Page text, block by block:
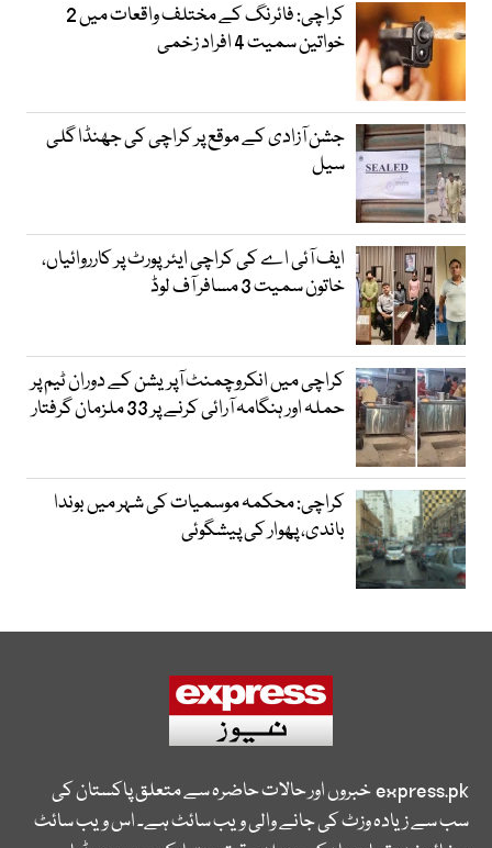
کراچی: فائرنگ کے مختلف واقعات میں 2
خواتین سمیت 4 افراد زخمی
جشن آزادی کے موقع پر کراچی کی جھنڈا گلی
سیل
ایف آئی اے کی کراچی ایئرپورٹ پر کارروائیاں،
خاتون سمیت 3 مسافر آف لوڈ
کراچی میں انکروچمنٹ آپریشن کے دوران ٹیم پر
حملہ اور ہنگامہ آرائی کرنے پر 33 ملزمان گرفتار
کراچی: محکمہ موسمیات کی شہر میں بوندا
باندی، پھوار کی پیشگوئی
express.pkخبروں اور حالات حاضرہ سے متعلق پاکستان کی
سب سے زیادہ وزٹ کی جانے والی ویب سائٹ ہے۔ اس ویب سائٹ